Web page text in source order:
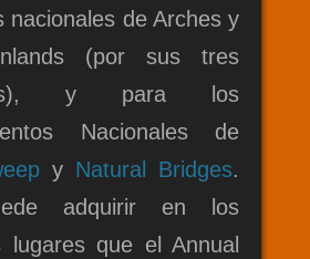
nacionales de Arches y
(por sus tres
y para los
Nacionales de
y Natural Bridges.
adquirir en los
lugares que el Annual